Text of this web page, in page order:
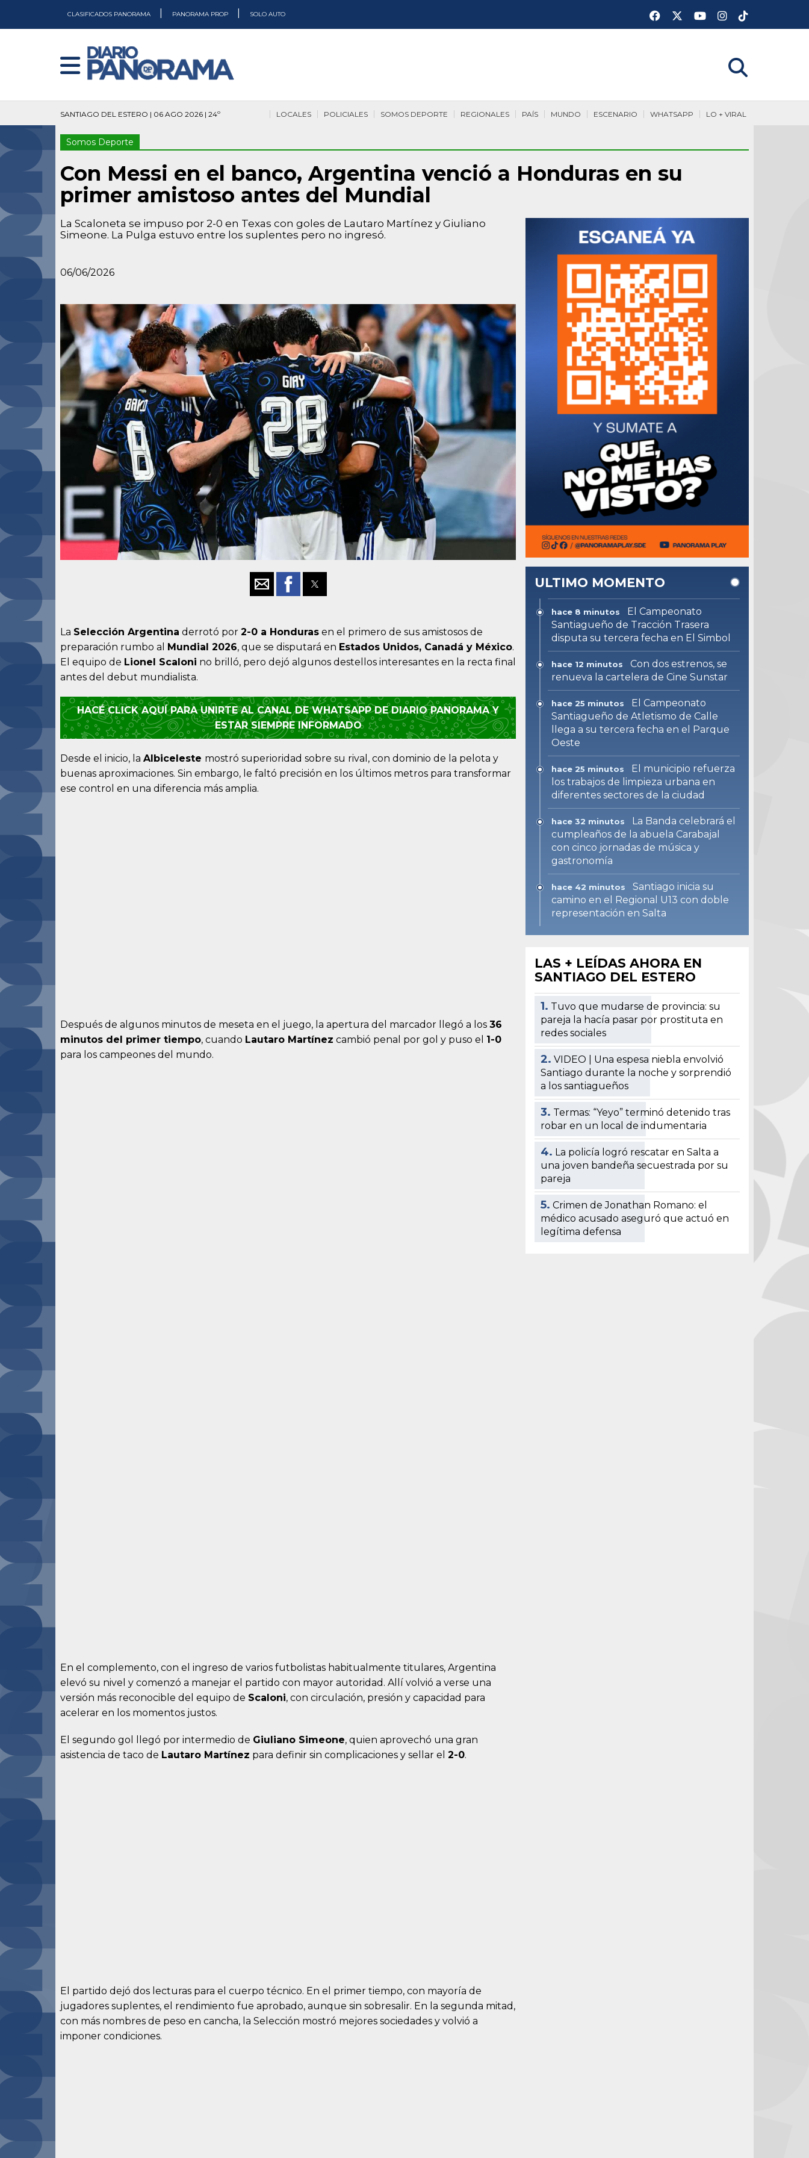
CLASIFICADOS PANORAMA PANORAMA PROP SOLO AUTO
SANTIAGO DEL ESTERO | 06 AGO 2026 | 24º LO + VIRAL
WHATSAPP
ESCENARIO
MUNDO
PAÍS
REGIONALES
SOMOS DEPORTE
POLICIALES
LOCALES
Somos Deporte
Con Messi en el banco, Argentina venció a Honduras en su
primer amistoso antes del Mundial
La Scaloneta se impuso por 2-0 en Texas con goles de Lautaro Martínez y Giuliano
Simeone. La Pulga estuvo entre los suplentes pero no ingresó.
06/06/2026
La Selección Argentina derrotó por 2-0 a Honduras en el primero de sus amistosos de
preparación rumbo al
Mundial 2026, que se disputará en Estados Unidos, Canadá y México.
El equipo de Lionel Scaloni no brilló, pero dejó algunos destellos interesantes en la recta final
antes del debut mundialista.
HACÉ CLICK AQUÍ PARA UNIRTE AL CANAL DE WHATSAPP DE DIARIO PANORAMA Y
ESTAR SIEMPRE INFORMADO
Desde el inicio, la Albiceleste mostró superioridad sobre su rival, con dominio de la pelota y
buenas aproximaciones. Sin embargo, le faltó precisión en los últimos metros para transformar
ese control en una diferencia más amplia.
Después de algunos minutos de meseta en el juego, la apertura del marcador llegó a los 36
minutos del primer tiempo, cuando Lautaro Martínez cambió penal por gol y puso el 1-0
para los campeones del mundo.
En el complemento, con el ingreso de varios futbolistas habitualmente titulares, Argentina
elevó su nivel y comenzó a manejar el partido con mayor autoridad. Allí volvió a verse una
versión más reconocible del equipo de Scaloni, con circulación, presión y capacidad para
acelerar en los momentos justos.
El segundo gol llegó por intermedio de Giuliano Simeone, quien aprovechó una gran
asistencia de taco de Lautaro Martínez para definir sin complicaciones y sellar el 2-0.
El partido dejó dos lecturas para el cuerpo técnico. En el primer tiempo, con mayoría de
jugadores suplentes, el rendimiento fue aprobado, aunque sin sobresalir. En la segunda mitad,
con más nombres de peso en cancha, la Selección mostró mejores sociedades y volvió a
imponer condiciones.
ULTIMO MOMENTO
hace 8 minutos
El Campeonato
Santiagueño de Tracción Trasera
disputa su tercera fecha en El Simbol
hace 12 minutos
Con dos estrenos, se
renueva la cartelera de Cine Sunstar
hace 25 minutos
El Campeonato
Santiagueño de Atletismo de Calle
llega a su tercera fecha en el Parque
Oeste
hace 25 minutos
El municipio refuerza
los trabajos de limpieza urbana en
diferentes sectores de la ciudad
hace 32 minutos
La Banda celebrará el
cumpleaños de la abuela Carabajal
con cinco jornadas de música y
gastronomía
hace 42 minutos
Santiago inicia su
camino en el Regional U13 con doble
representación en Salta
LAS + LEÍDAS AHORA EN
SANTIAGO DEL ESTERO
1. Tuvo que mudarse de provincia: su
pareja la hacía pasar por prostituta en
redes sociales
2. VIDEO | Una espesa niebla envolvió
Santiago durante la noche y sorprendió
a los santiagueños
3. Termas: “Yeyo” terminó detenido tras
robar en un local de indumentaria
4. La policía logró rescatar en Salta a
una joven bandeña secuestrada por su
pareja
5. Crimen de Jonathan Romano: el
médico acusado aseguró que actuó en
legítima defensa